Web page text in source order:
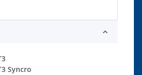
Syncro